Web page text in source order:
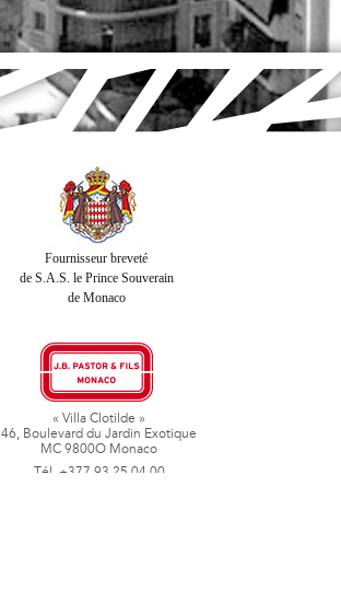
Fournisseur breveté
de S.A.S. le Prince Souverain
de Monaco
« Villa Clotilde »
46, Boulevard du Jardin Exotique
MC 9800O Monaco
Tél. +377 93 25 04 00